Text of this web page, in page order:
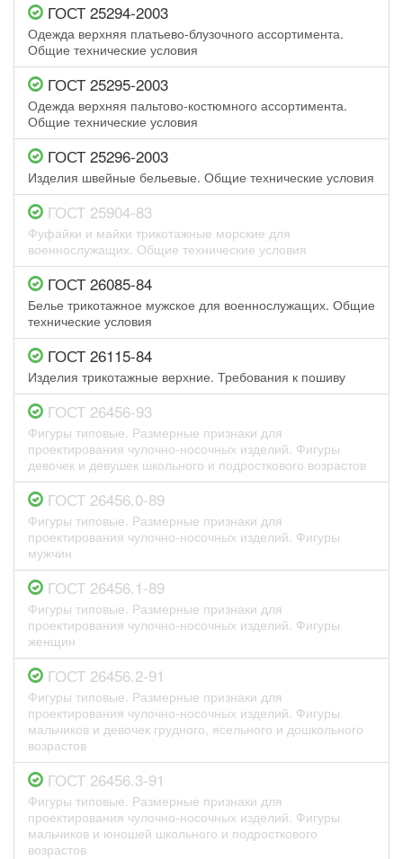
ГОСТ 25294-2003
Одежда верхняя платьево-блузочного ассортимента.
Общие технические условия
ГОСТ 25295-2003
Одежда верхняя пальтово-костюмного ассортимента.
Общие технические условия
ГОСТ 25296-2003
Изделия швейные бельевые. Общие технические условия
ГОСТ 25904-83
Фуфайки и майки трикотажные морские для
военнослужащих. Общие технические условия
ГОСТ 26085-84
Белье трикотажное мужское для военнослужащих. Общие
технические условия
ГОСТ 26115-84
Изделия трикотажные верхние. Требования к пошиву
ГОСТ 26456-93
Фигуры типовые. Размерные признаки для
проектирования чулочно-носочных изделий. Фигуры
девочек и девушек школьного и подросткового возрастов
ГОСТ 26456.0-89
Фигуры типовые. Размерные признаки для
проектирования чулочно-носочных изделий. Фигуры
мужчин
ГОСТ 26456.1-89
Фигуры типовые. Размерные признаки для
проектирования чулочно-носочных изделий. Фигуры
женщин
ГОСТ 26456.2-91
Фигуры типовые. Размерные признаки для
проектирования чулочно-носочных изделий. Фигуры
мальчиков и девочек грудного, ясельного и дошкольного
возрастов
ГОСТ 26456.3-91
Фигуры типовые. Размерные признаки для
проектирования чулочно-носочных изделий. Фигуры
мальчиков и юношей школьного и подросткового
возрастов